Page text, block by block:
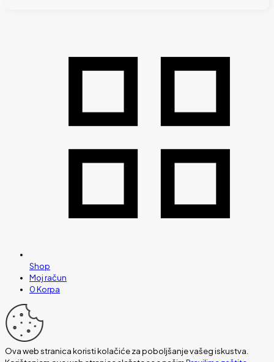
Shop
Moj račun
0Korpa
Ova web stranica koristi kolačiće za poboljšanje vašeg iskustva.